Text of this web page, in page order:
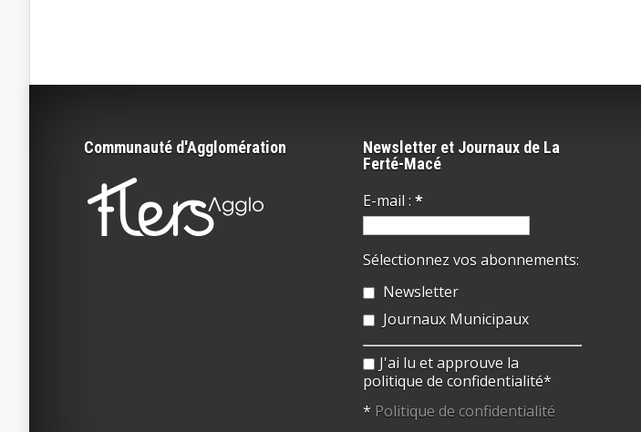
Communauté d'Agglomération
Newsletter et Journaux de La
Ferté-Macé
E-mail : *
Sélectionnez vos abonnements:
Newsletter
Journaux Municipaux
J'ai lu et approuve la
politique de confidentialité*
* Politique de confidentialité